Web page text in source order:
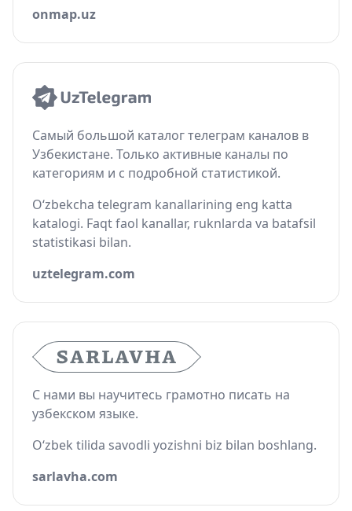
onmap.uz
Самый большой каталог телеграм каналов в
Узбекистане. Только активные каналы по
категориям и с подробной статистикой.
O‘zbekcha telegram kanallarining eng katta
katalogi. Faqt faol kanallar, ruknlarda va batafsil
statistikasi bilan.
uztelegram.com
С нами вы научитесь грамотно писать на
узбекском языке.
O‘zbek tilida savodli yozishni biz bilan boshlang.
sarlavha.com